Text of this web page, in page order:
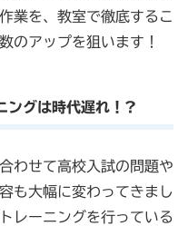
業を、教室で徹底するこ
のアップを狙います！
ングは時代遅れ！?
わせて高校入試の問題や
も大幅に変わってきまし
レーニングを行っている